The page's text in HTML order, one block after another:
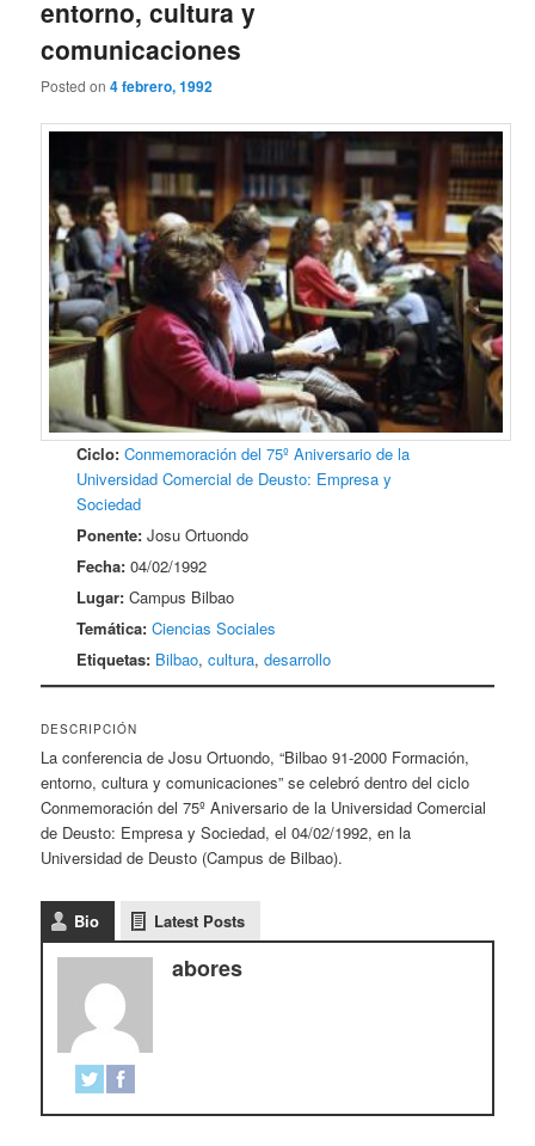
entorno, cultura y
comunicaciones
Posted on4 febrero, 1992
Ciclo: Conmemoración del 75º Aniversario de la
Universidad Comercial de Deusto: Empresa y
Sociedad
Ponente: Josu Ortuondo
Fecha: 04/02/1992
Lugar: Campus Bilbao
Temática: Ciencias Sociales
Etiquetas: Bilbao,cultura,desarrollo
DESCRIPCIÓN
La conferencia de Josu Ortuondo, “Bilbao 91-2000 Formación,
entorno, cultura y comunicaciones” se celebró dentro del ciclo
Conmemoración del 75º Aniversario de la Universidad Comercial
de Deusto: Empresa y Sociedad, el 04/02/1992, en la
Universidad de Deusto (Campus de Bilbao).
Bio Latest Posts
abores